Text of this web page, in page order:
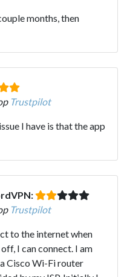
months, then
Trustpilot
I have is that the app
Trustpilot
to the internet when
I can connect. I am
Cisco Wi-Fi router